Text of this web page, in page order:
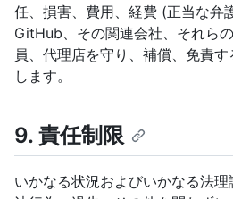
任、損害、費用、経費 (正当な弁
GitHub、その関連会社、それら
員、代理店を守り、補償、免責
します。
9. 責任制限
いかなる状況およびいかなる法